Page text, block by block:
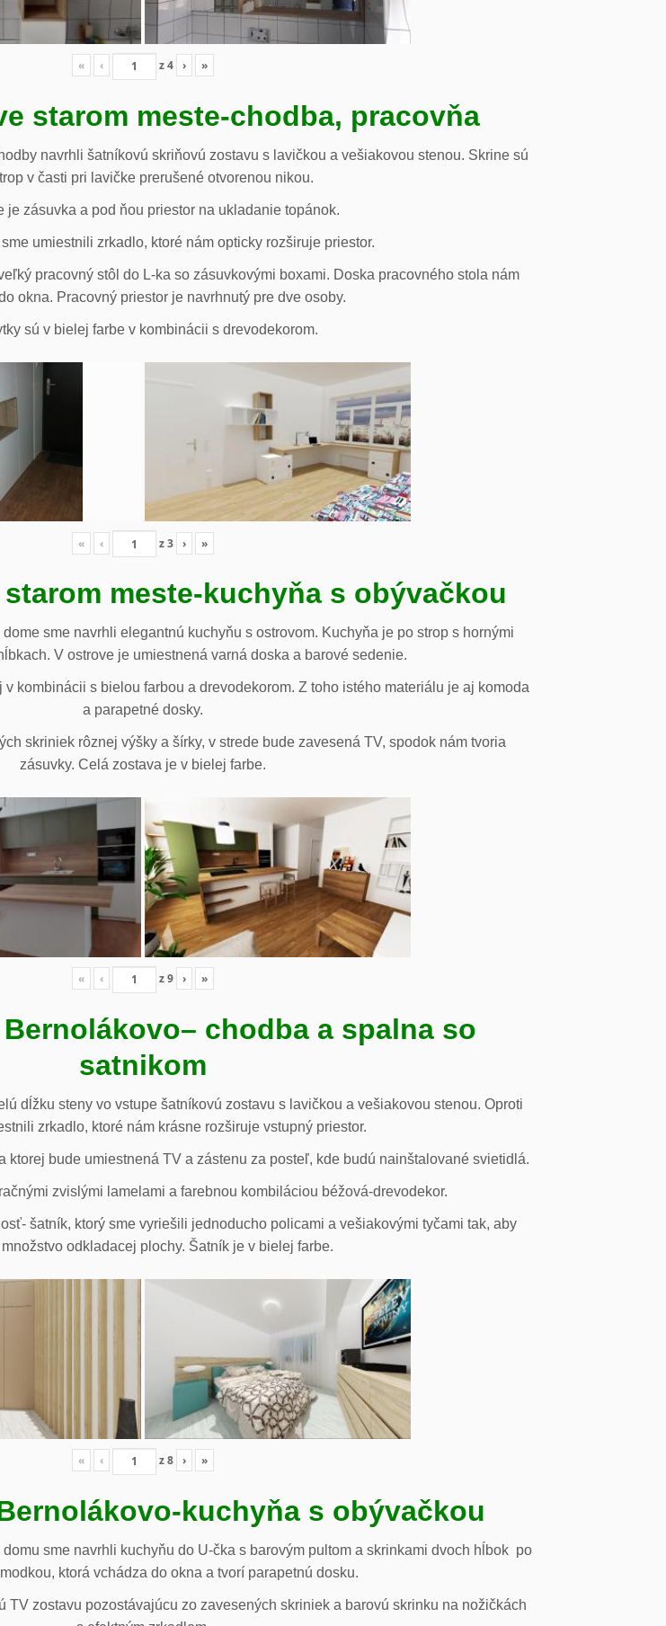
« ‹ z4 › »
starom meste-chodba, pracovňa
navrhli šatníkovú skriňovú zostavu s lavičkou a vešiakovou stenou. Skrine sú
v časti pri lavičke prerušené otvorenou nikou.
je zásuvka a pod ňou priestor na ukladanie topánok.
umiestnili zrkadlo, ktoré nám opticky rozširuje priestor.
pracovný stôl do L-ka so zásuvkovými boxami. Doska pracovného stola nám
okna. Pracovný priestor je navrhnutý pre dve osoby.
sú v bielej farbe v kombinácii s drevodekorom.
« ‹ z3 › »
meste-kuchyňa s obývačkou
sme navrhli elegantnú kuchyňu s ostrovom. Kuchyňa je po strop s hornými
V ostrove je umiestnená varná doska a barové sedenie.
kombinácii s bielou farbou a drevodekorom. Z toho istého materiálu je aj komoda
a parapetné dosky.
skriniek rôznej výšky a šírky, v strede bude zavesená TV, spodok nám tvoria
zásuvky. Celá zostava je v bielej farbe.
« ‹ z9 › »
– chodba a spalna so
satnikom
dĺžku steny vo vstupe šatníkovú zostavu s lavičkou a vešiakovou stenou. Oproti
zrkadlo, ktoré nám krásne rozširuje vstupný priestor.
ktorej bude umiestnená TV a zástenu za posteľ, kde budú nainštalované svietidlá.
zvislými lamelami a farebnou kombiláciou béžová-drevodekor.
šatník, ktorý sme vyriešili jednoducho policami a vešiakovými tyčami tak, aby
odkladacej plochy. Šatník je v bielej farbe.
« ‹ z8 › »
kuchyňa s obývačkou
sme navrhli kuchyňu do U-čka s barovým pultom a skrinkami dvoch hĺbok po
ktorá vchádza do okna a tvorí parapetnú dosku.
TV zostavu pozostávajúcu zo zavesených skriniek a barovú skrinku na nožičkách